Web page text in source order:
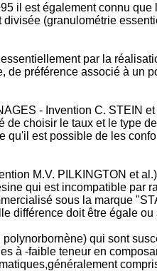
il est également connu
(granulométrie
par la
préférence associé à un
- Invention C. STEIN
choisir le taux et le type
est possible de les
M.V. PILKINGTON et
qui est incompatible par
sous la marque
différence doit être égale
qui sont
à -faible teneur en